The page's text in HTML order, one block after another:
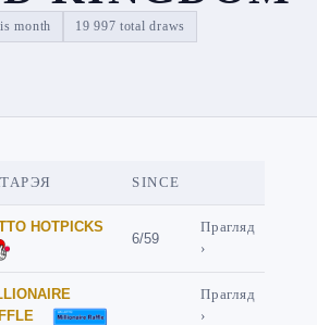
month 19 997 total draws
SINCE
HOTPICKS
6/59
Прагляд
›
Прагляд
›